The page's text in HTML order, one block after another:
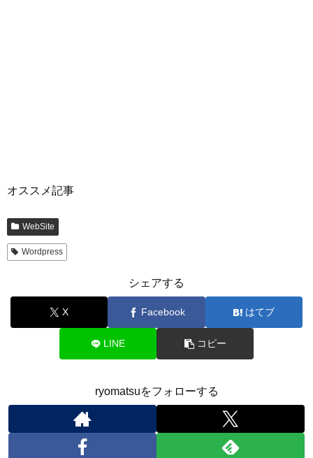
オススメ記事
WebSite
Wordpress
シェアする
X Facebook はてブ
LINE コピー
ryomatsuをフォローする